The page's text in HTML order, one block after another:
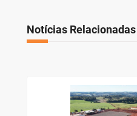
Notícias Relacionadas